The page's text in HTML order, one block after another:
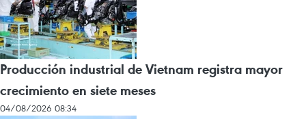
Producción industrial de Vietnam registra mayor
crecimiento en siete meses
04/08/2026 08:34